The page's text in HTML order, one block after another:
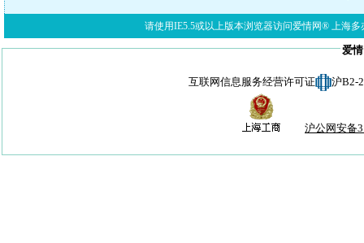
请使用IE5.5或以上版本浏览器访问爱情网® 上海多
爱
互联网信息服务经营许可证 沪B2-
沪公网安备